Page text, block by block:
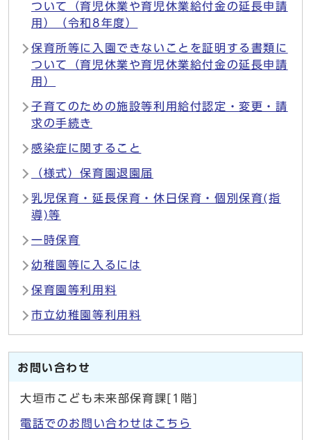
ついて（育児休業や育児休業給付金の延長申請
用）（令和8年度）
保育所等に入園できないことを証明する書類に
ついて（育児休業や育児休業給付金の延長申請
用）
子育てのための施設等利用給付認定・変更・請
求の手続き
感染症に関すること
（様式）保育園退園届
乳児保育・延長保育・休日保育・個別保育(指
導)等
一時保育
幼稚園等に入るには
保育園等利用料
市立幼稚園等利用料
お問い合わせ
大垣市こども未来部保育課[1階]
電話でのお問い合わせはこちら